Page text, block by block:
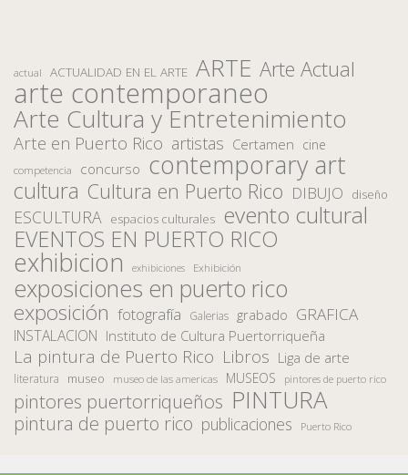
actual ACTUALIDAD EN EL ARTE ARTE Arte Actual
arte contemporaneo
Arte Cultura y Entretenimiento
Arte en Puerto Rico artistas Certamen cine
competencia concurso contemporary art
cultura Cultura en Puerto Rico DIBUJO diseño
ESCULTURA espacios culturales evento cultural
EVENTOS EN PUERTO RICO
exhibicion exhibiciones Exhibición
exposiciones en puerto rico
exposición fotografía Galerias grabado GRAFICA
INSTALACION Instituto de Cultura Puertorriqueña
La pintura de Puerto Rico Libros Liga de arte
literatura museo museo de las americas MUSEOS pintores de puerto rico
pintores puertorriqueños PINTURA
pintura de puerto rico publicaciones Puerto Rico